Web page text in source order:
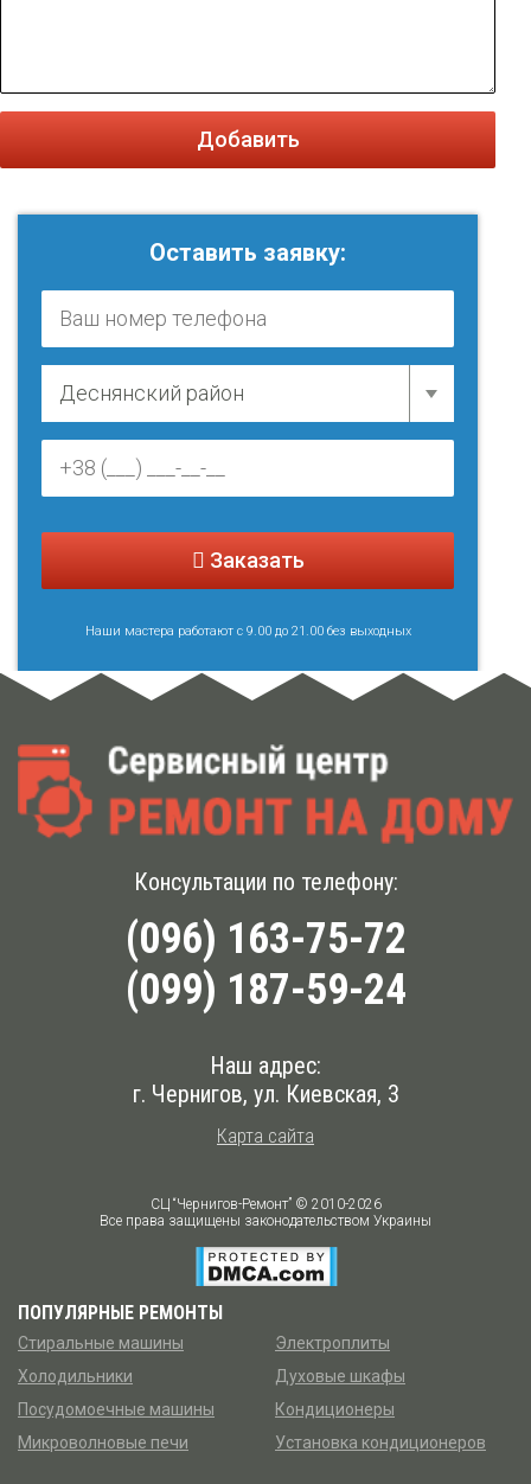
Добавить
Оставить заявку:
Заказать
Наши мастера работают с 9.00 до 21.00 без выходных
Консультации по телефону:
(096) 163-75-72
(099) 187-59-24
Наш адрес:
г. Чернигов, ул. Киевская, 3
Карта сайта
СЦ “Чернигов-Ремонт” © 2010-2026
Все права защищены законодательством Украины
ПОПУЛЯРНЫЕ РЕМОНТЫ
Стиральные машины
Холодильники
Посудомоечные машины
Микроволновые печи
Электроплиты
Духовые шкафы
Кондиционеры
Установка кондиционеров